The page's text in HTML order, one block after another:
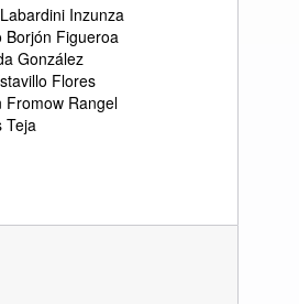
Inzunza
Borjón Figueroa
González
Flores
Fromow Rangel
Teja